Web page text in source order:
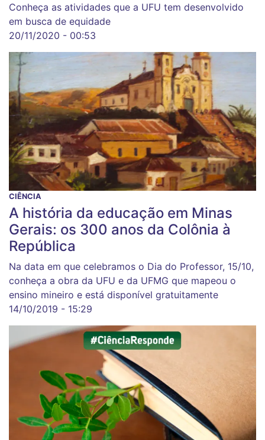
Conheça as atividades que a UFU tem desenvolvido
em busca de equidade
20/11/2020 - 00:53
CIÊNCIA
A história da educação em Minas
Gerais: os 300 anos da Colônia à
República
Na data em que celebramos o Dia do Professor, 15/10,
conheça a obra da UFU e da UFMG que mapeou o
ensino mineiro e está disponível gratuitamente
14/10/2019 - 15:29